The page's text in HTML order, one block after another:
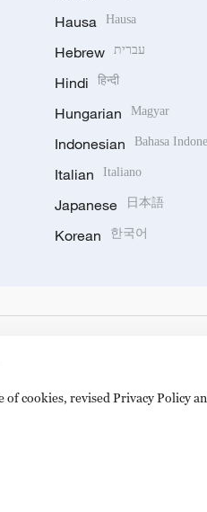
Hausa Hausa
Hebrew עברית
Hindi हिन्दी
Hungarian Magyar
Indonesian Bahasa
Italian Italiano
Japanese 日本語
Korean 한국어
cookies, revised Privacy Policy